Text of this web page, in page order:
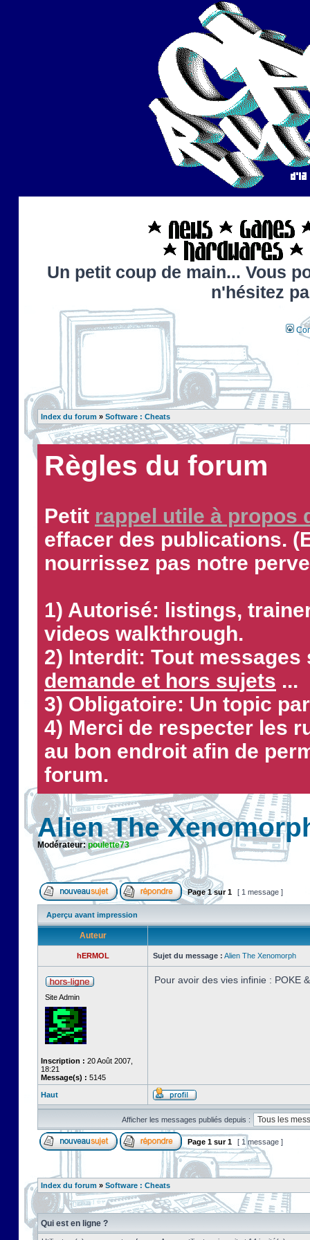
Un petit coup de main... Vous
n'hésitez
Index du forum » Software : Cheats
Règles du forum
Petit rappel utile à propos
effacer des publications.
nourrissez pas notre
1) Autorisé: listings,
videos walkthrough.
2) Interdit: Tout
demande et hors sujets ...
3) Obligatoire: Un topic
4) Merci de respecter les
au bon endroit afin de
forum.
Alien The
Modérateur:poulette73
Page1sur1 [ 1 message ]
Aperçu avant impression
Auteur
hERMOL Sujet du message : Alien The Xenomorph
Site Admin
Inscription : 20 Août 2007,
18:21
Message(s) : 5145
Pour avoir des vies infinie : POKE
Haut
Afficher les messages publiés depuis :
Page 1 sur1 [ 1 message ]
Index du forum » Software : Cheats
Qui est en ligne ?